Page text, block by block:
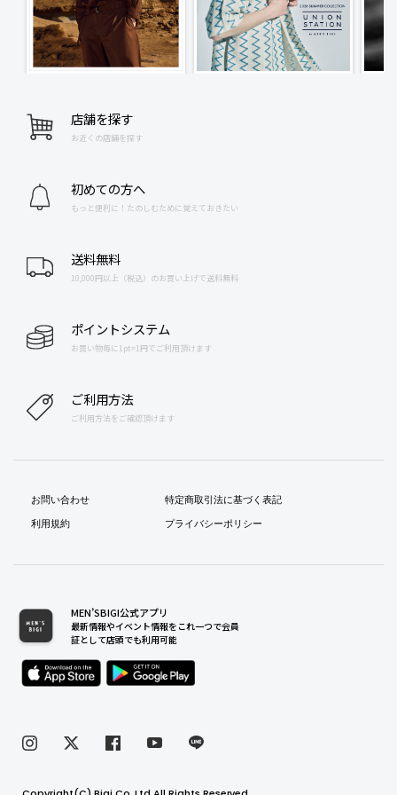
店舗を探す
お近くの店舗を探す
初めての方へ
もっと便利に！たのしむために覚えておきたい
送料無料
10,000円以上（税込）のお買い上げで送料無料
ポイントシステム
お買い物毎に1pt=1円でご利用頂けます
ご利用方法
ご利用方法をご確認頂けます
お問い合わせ
利用規約
特定商取引法に基づく表記
プライバシーポリシー
MEN’SBIGI公式アプリ
最新情報やイベント情報をこれ一つで会員
証として店頭でも利用可能